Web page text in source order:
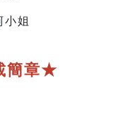
姐
簡章★